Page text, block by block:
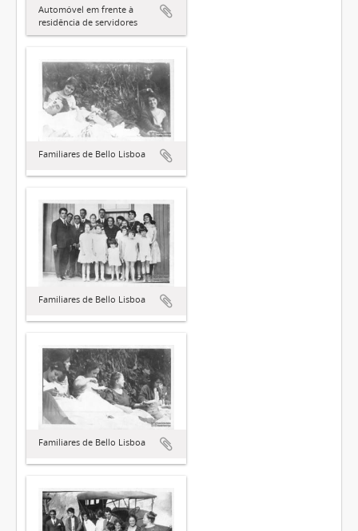
Automóvel em frente à
residência de servidores
Familiares de Bello Lisboa
Familiares de Bello Lisboa
Familiares de Bello Lisboa